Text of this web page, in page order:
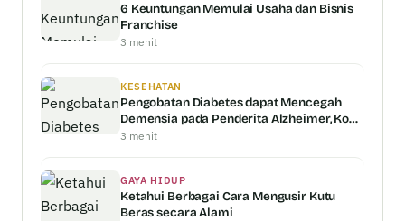
6 Keuntungan Memulai Usaha dan Bisnis
Franchise
3 menit
KESEHATAN
Pengobatan Diabetes dapat Mencegah
Demensia pada Penderita Alzheimer, Kok
Bisa?!
3 menit
GAYA HIDUP
Ketahui Berbagai Cara Mengusir Kutu
Beras secara Alami